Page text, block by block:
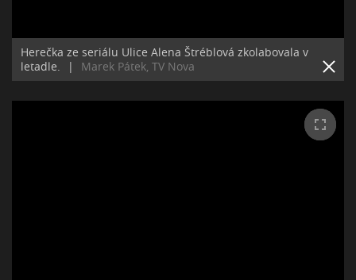
Herečka ze seriálu Ulice Alena Štréblová zkolabovala v
letadle.
| Marek Pátek, TV Nova